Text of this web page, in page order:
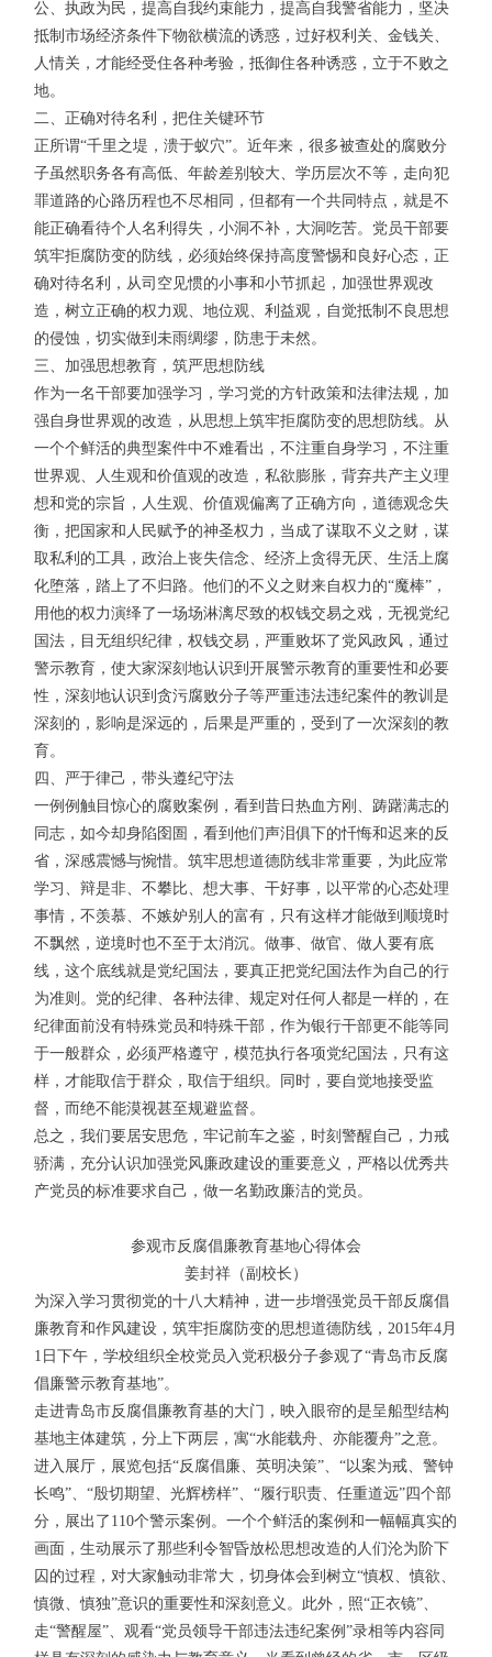
公、执政为民，提高自我约束能力，提高自我警省能力，坚决
抵制市场经济条件下物欲横流的诱惑，过好权利关、金钱关、
人情关，才能经受住各种考验，抵御住各种诱惑，立于不败之
地。
二、正确对待名利，把住关键环节
正所谓“千里之堤，溃于蚁穴”。近年来，很多被查处的腐败分
子虽然职务各有高低、年龄差别较大、学历层次不等，走向犯
罪道路的心路历程也不尽相同，但都有一个共同特点，就是不
能正确看待个人名利得失，小洞不补，大洞吃苦。党员干部要
筑牢拒腐防变的防线，必须始终保持高度警惕和良好心态，正
确对待名利，从司空见惯的小事和小节抓起，加强世界观改
造，树立正确的权力观、地位观、利益观，自觉抵制不良思想
的侵蚀，切实做到未雨绸缪，防患于未然。
三、加强思想教育，筑严思想防线
作为一名干部要加强学习，学习党的方针政策和法律法规，加
强自身世界观的改造，从思想上筑牢拒腐防变的思想防线。从
一个个鲜活的典型案件中不难看出，不注重自身学习，不注重
世界观、人生观和价值观的改造，私欲膨胀，背弃共产主义理
想和党的宗旨，人生观、价值观偏离了正确方向，道德观念失
衡，把国家和人民赋予的神圣权力，当成了谋取不义之财，谋
取私利的工具，政治上丧失信念、经济上贪得无厌、生活上腐
化堕落，踏上了不归路。他们的不义之财来自权力的“魔棒”，
用他的权力演绎了一场场淋漓尽致的权钱交易之戏，无视党纪
国法，目无组织纪律，权钱交易，严重败坏了党风政风，通过
警示教育，使大家深刻地认识到开展警示教育的重要性和必要
性，深刻地认识到贪污腐败分子等严重违法违纪案件的教训是
深刻的，影响是深远的，后果是严重的，受到了一次深刻的教
育。
四、严于律己，带头遵纪守法
一例例触目惊心的腐败案例，看到昔日热血方刚、踌躇满志的
同志，如今却身陷囹圄，看到他们声泪俱下的忏悔和迟来的反
省，深感震憾与惋惜。筑牢思想道德防线非常重要，为此应常
学习、辩是非、不攀比、想大事、干好事，以平常的心态处理
事情，不羡慕、不嫉妒别人的富有，只有这样才能做到顺境时
不飘然，逆境时也不至于太消沉。做事、做官、做人要有底
线，这个底线就是党纪国法，要真正把党纪国法作为自己的行
为准则。党的纪律、各种法律、规定对任何人都是一样的，在
纪律面前没有特殊党员和特殊干部，作为银行干部更不能等同
于一般群众，必须严格遵守，模范执行各项党纪国法，只有这
样，才能取信于群众，取信于组织。同时，要自觉地接受监
督，而绝不能漠视甚至规避监督。
总之，我们要居安思危，牢记前车之鉴，时刻警醒自己，力戒
骄满，充分认识加强党风廉政建设的重要意义，严格以优秀共
产党员的标准要求自己，做一名勤政廉洁的党员。
参观市反腐倡廉教育基地心得体会
姜封祥（副校长）
为深入学习贯彻党的十八大精神，进一步增强党员干部反腐倡
廉教育和作风建设，筑牢拒腐防变的思想道德防线，2015年4月
1日下午，学校组织全校党员入党积极分子参观了“青岛市反腐
倡廉警示教育基地”。
走进青岛市反腐倡廉教育基的大门，映入眼帘的是呈船型结构
基地主体建筑，分上下两层，寓“水能载舟、亦能覆舟”之意。
进入展厅，展览包括“反腐倡廉、英明决策”、“以案为戒、警钟
长鸣”、“殷切期望、光辉榜样”、“履行职责、任重道远”四个部
分，展出了110个警示案例。一个个鲜活的案例和一幅幅真实的
画面，生动展示了那些利令智昏放松思想改造的人们沦为阶下
囚的过程，对大家触动非常大，切身体会到树立“慎权、慎欲、
慎微、慎独”意识的重要性和深刻意义。此外，照“正衣镜”、
走“警醒屋”、观看“党员领导干部违法违纪案例”录相等内容同